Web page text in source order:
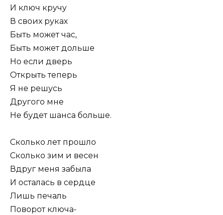
И ключ кручу
В своих руках
Быть может час,
Быть может дольше
Но если дверь
Открыть теперь
Я не решусь
Другого мне
Не будет шанса больше.
Сколько лет прошло
Сколько зим и весен
Вдруг меня забыла
И осталась в сердце
Лишь печаль
Поворот ключа-